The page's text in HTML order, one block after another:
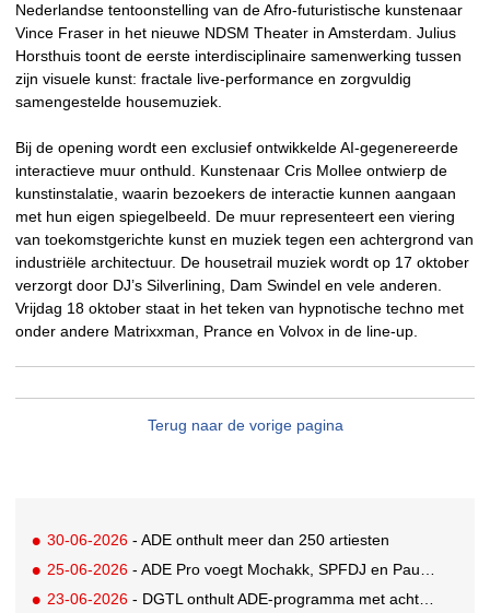
Nederlandse tentoonstelling van de Afro-futuristische kunstenaar
Vince Fraser in het nieuwe NDSM Theater in Amsterdam. Julius
Horsthuis toont de eerste interdisciplinaire samenwerking tussen
zijn visuele kunst: fractale live-performance en zorgvuldig
samengestelde housemuziek.
Bij de opening wordt een exclusief ontwikkelde AI-gegenereerde
interactieve muur onthuld. Kunstenaar Cris Mollee ontwierp de
kunstinstalatie, waarin bezoekers de interactie kunnen aangaan
met hun eigen spiegelbeeld. De muur representeert een viering
van toekomstgerichte kunst en muziek tegen een achtergrond van
industriële architectuur. De housetrail muziek wordt op 17 oktober
verzorgt door DJ’s Silverlining, Dam Swindel en vele anderen.
Vrijdag 18 oktober staat in het teken van hypnotische techno met
onder andere Matrixxman, Prance en Volvox in de line-up.
Terug naar de vorige pagina
30-06-2026 - ADE onthult meer dan 250 artiesten
25-06-2026 - ADE Pro voegt Mochakk, SPFDJ en Paul Hartnoll toe aan jubileum line-up
23-06-2026 - DGTL onthult ADE-programma met acht shows op twee locaties